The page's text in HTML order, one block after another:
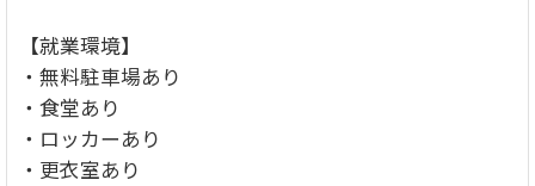
【就業環境】
・無料駐車場あり
・食堂あり
・ロッカーあり
・更衣室あり